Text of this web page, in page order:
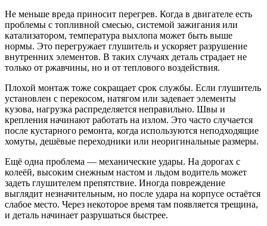
Не меньше вреда приносит перегрев. Когда в двигателе есть
проблемы с топливной смесью, системой зажигания или
катализатором, температура выхлопа может быть выше
нормы. Это перегружает глушитель и ускоряет разрушение
внутренних элементов. В таких случаях деталь страдает не
только от ржавчины, но и от теплового воздействия.
Плохой монтаж тоже сокращает срок службы. Если глушитель
установлен с перекосом, натягом или задевает элементы
кузова, нагрузка распределяется неправильно. Швы и
крепления начинают работать на излом. Это часто случается
после кустарного ремонта, когда используются неподходящие
хомуты, дешёвые переходники или неоригинальные размеры.
Ещё одна проблема — механические удары. На дорогах с
колеёй, высоким снежным настом и льдом водитель может
задеть глушителем препятствие. Иногда повреждение
выглядит незначительным, но после удара на корпусе остаётся
слабое место. Через некоторое время там появляется трещина,
и деталь начинает разрушаться быстрее.